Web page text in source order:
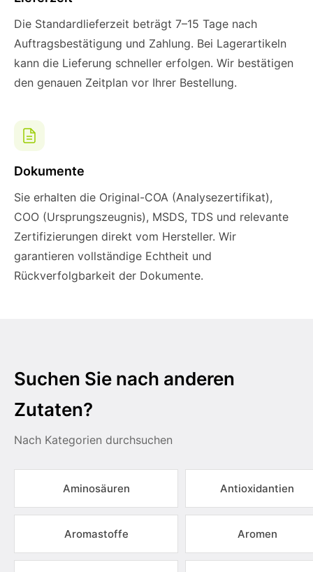
Die Standardlieferzeit beträgt 7–15 Tage nach
Auftragsbestätigung und Zahlung. Bei Lagerartikeln
kann die Lieferung schneller erfolgen. Wir bestätigen
den genauen Zeitplan vor Ihrer Bestellung.
Dokumente
Sie erhalten die Original-COA (Analysezertifikat),
COO (Ursprungszeugnis), MSDS, TDS und relevante
Zertifizierungen direkt vom Hersteller. Wir
garantieren vollständige Echtheit und
Rückverfolgbarkeit der Dokumente.
Suchen Sie nach anderen
Zutaten?
Nach Kategorien durchsuchen
Aminosäuren Antioxidantien
Aromastoffe Aromen